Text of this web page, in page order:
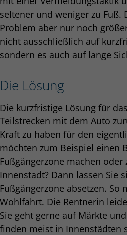
seltener und weniger zu Fuß.
Problem aber nur noch
nicht ausschließlich auf
sondern es auch auf lange
Die Lösung
Die kurzfristige Lösung für
Teilstrecken mit dem Auto
Kraft zu haben für den
möchten zum Beispiel einen
Fußgängerzone machen
Innenstadt? Dann lassen Sie
Fußgängerzone absetzen. So
Wohlfahrt. Die Rentnerin
Sie geht gerne auf Märkte
finden meist in Innenstädten